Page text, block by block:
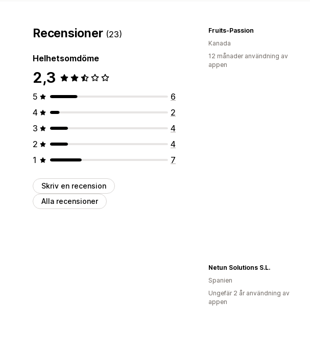
Recensioner (23)
Helhetsomdöme
2,3
5
6
4
2
3
4
2
4
1
7
Skriv en recension
Alla recensioner
Fruits-Passion
Kanada
12 månader användning av
appen
Netun Solutions S.L.
Spanien
Ungefär 2 år användning av
appen